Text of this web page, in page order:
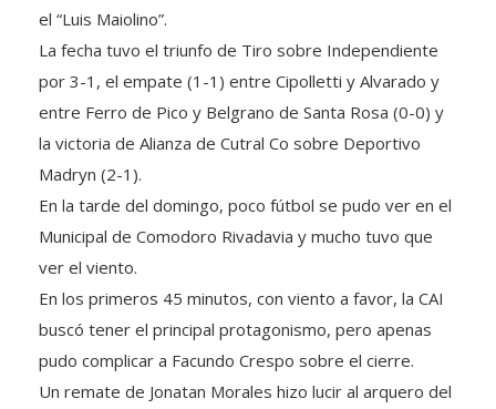
el “Luis Maiolino”.
La fecha tuvo el triunfo de Tiro sobre Independiente
por 3-1, el empate (1-1) entre Cipolletti y Alvarado y
entre Ferro de Pico y Belgrano de Santa Rosa (0-0) y
la victoria de Alianza de Cutral Co sobre Deportivo
Madryn (2-1).
En la tarde del domingo, poco fútbol se pudo ver en el
Municipal de Comodoro Rivadavia y mucho tuvo que
ver el viento.
En los primeros 45 minutos, con viento a favor, la CAI
buscó tener el principal protagonismo, pero apenas
pudo complicar a Facundo Crespo sobre el cierre.
Un remate de Jonatan Morales hizo lucir al arquero del